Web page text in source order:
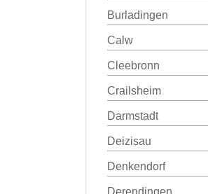
Burladingen
Calw
Cleebronn
Crailsheim
Darmstadt
Deizisau
Denkendorf
Derendingen